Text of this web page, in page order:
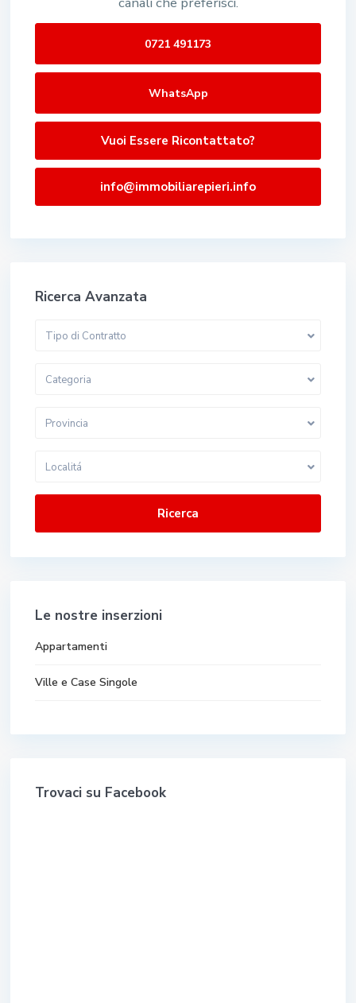
0721 491173
WhatsApp
Vuoi Essere Ricontattato?
info@immobiliarepieri.info
Ricerca Avanzata
Tipo di Contratto
Categoria
Provincia
Localitá
Ricerca
Le nostre inserzioni
Appartamenti
Ville e Case Singole
Trovaci su Facebook